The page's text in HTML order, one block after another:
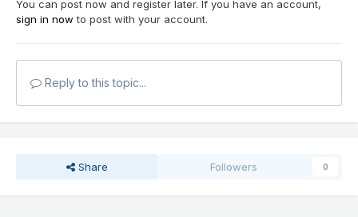
You can post now and register later. If you have an account,
sign in now to post with your account.
Reply to this topic...
Share Followers 0